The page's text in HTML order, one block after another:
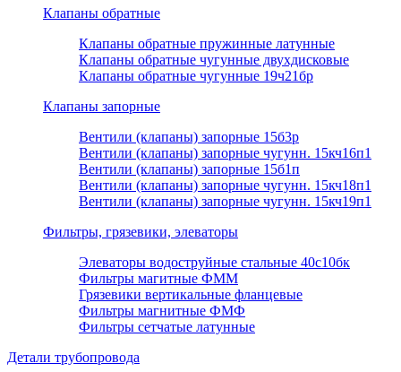
Клапаны обратные
Клапаны обратные пружинные латунные
Клапаны обратные чугунные двухдисковые
Клапаны обратные чугунные 19ч21бр
Клапаны запорные
Вентили (клапаны) запорные 15б3р
Вентили (клапаны) запорные чугунн. 15кч16п1
Вентили (клапаны) запорные 15б1п
Вентили (клапаны) запорные чугунн. 15кч18п1
Вентили (клапаны) запорные чугунн. 15кч19п1
Фильтры, грязевики, элеваторы
Элеваторы водоструйные стальные 40с10бк
Фильтры магитные ФММ
Грязевики вертикальные фланцевые
Фильтры магнитные ФМФ
Фильтры сетчатые латунные
Детали трубопровода